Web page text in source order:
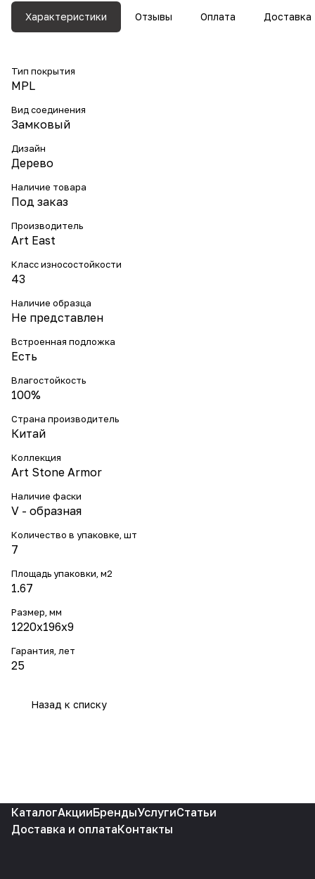
Характеристики Отзывы Оплата Доставка
Тип покрытия
MPL
Вид соединения
Замковый
Дизайн
Дерево
Наличие товара
Под заказ
Производитель
Art East
Класс износостойкости
43
Наличие образца
Не представлен
Встроенная подложка
Есть
Влагостойкость
100%
Страна производитель
Китай
Коллекция
Art Stone Armor
Наличие фаски
V - образная
Количество в упаковке, шт
7
Площадь упаковки, м2
1.67
Размер, мм
1220х196х9
Гарантия, лет
25
Назад к списку
КаталогАкцииБрендыУслугиСтатьи
Доставка и оплатаКонтакты